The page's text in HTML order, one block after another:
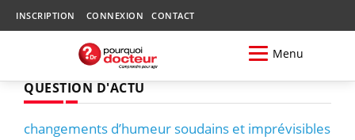
INSCRIPTION CONNEXION CONTACT
Menu
QUESTION D'ACTU
changements d’humeur soudains et imprévisibles